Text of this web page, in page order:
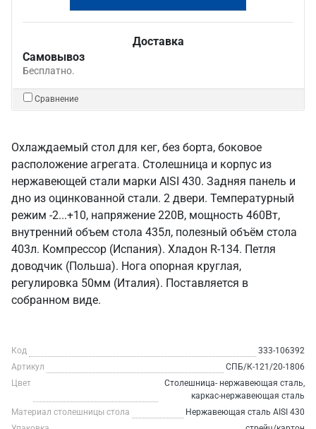
Доставка
Самовывоз
Бесплатно.
Сравнение
Охлаждаемый стол для кег, без борта, боковое
расположение агрегата. Столешница и корпус из
нержавеющей стали марки AISI 430. Задняя панель и
дно из оцинкованной стали. 2 двери. Температурный
режим -2...+10, напряжение 220В, мощность 460Вт,
внутренний объем стола 435л, полезный объём стола
403л. Компрессор (Испания). Хладон R-134. Петля
доводчик (Польша). Нога опорная круглая,
регулировка 50мм (Италия). Поставляется в
собранном виде.
Код
333-106392
Артикул
СПБ/К-121/20-1806
Цвет
Столешница- нержавеющая сталь,
каркас-нержавеющая сталь
Материал столешницы стола
Нержавеющая сталь AISI 430